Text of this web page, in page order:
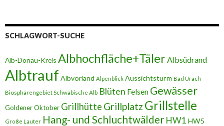
SCHLAGWORT-SUCHE
Alb-Donau-Kreis Albhochfläche+TälerAlbsüdrand
Albtrauf Albvorland Alpenblick Aussichtsturm Bad Urach
Biosphärengebiet Schwäbische Alb Blüten Felsen Gewässer
Goldener Oktober Grillhütte Grillplatz Grillstelle
Große Lauter Hang- und SchluchtwälderHW1 HW5